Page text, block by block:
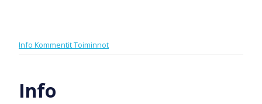
Info KommentitToiminnot
Info